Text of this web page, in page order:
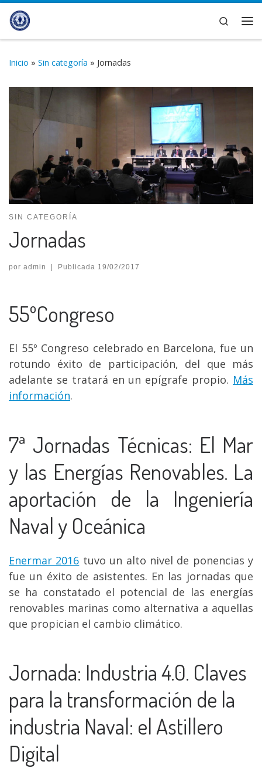
Saltar al contenido
Search
Inicio » Sin categoría » Jornadas
SIN CATEGORÍA
Jornadas
por admin Publicada 19/02/2017
55ºCongreso
El 55º Congreso celebrado en Barcelona, fue un
rotundo éxito de participación, del que más
adelante se tratará en un epígrafe propio. Más
información.
7ª Jornadas Técnicas: El Mar
y las Energías Renovables. La
aportación de la Ingeniería
Naval y Oceánica
Enermar 2016 tuvo un alto nivel de ponencias y
fue un éxito de asistentes. En las jornadas que
se ha constatado el potencial de las energías
renovables marinas como alternativa a aquellas
que propician el cambio climático.
Jornada: Industria 4.0. Claves
para la transformación de la
industria Naval: el Astillero
Digital